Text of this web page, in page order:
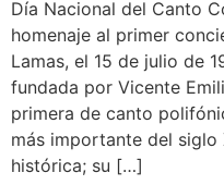
Día Nacional del Canto
homenaje al primer
Lamas, el 15 de julio de
fundada por Vicente
primera de canto
más importante del siglo
histórica; su […]